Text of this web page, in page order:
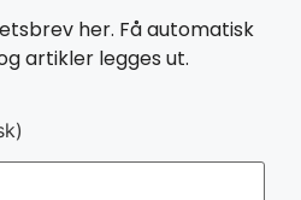
her. Få automatisk
artikler legges ut.